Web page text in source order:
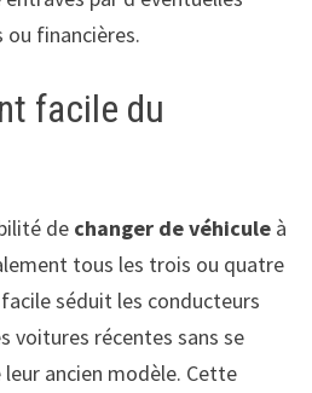
financières.
facile du
de changer de véhiculeà
tous les trois ou quatre
séduit les conducteurs
voitures récentes sans se
ancien modèle. Cette